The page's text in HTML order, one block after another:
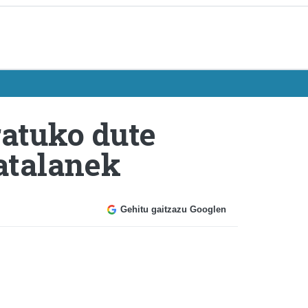
dute
Gehitu gaitzazu Googlen